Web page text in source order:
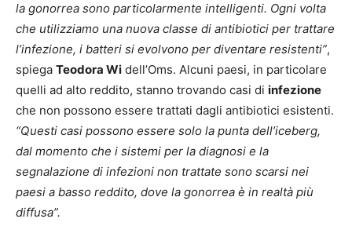
la gonorrea sono particolarmente intelligenti. Ogni volta
che utilizziamo una nuova classe di antibiotici per trattare
l’infezione, i batteri si evolvono per diventare resistenti”,
spiega Teodora Wi dell’Oms. Alcuni paesi, in particolare
quelli ad alto reddito, stanno trovando casi di infezione
che non possono essere trattati dagli antibiotici esistenti.
“Questi casi possono essere solo la punta dell’iceberg,
dal momento che i sistemi per la diagnosi e la
segnalazione di infezioni non trattate sono scarsi nei
paesi a basso reddito, dove la gonorrea è in realtà più
diffusa”.